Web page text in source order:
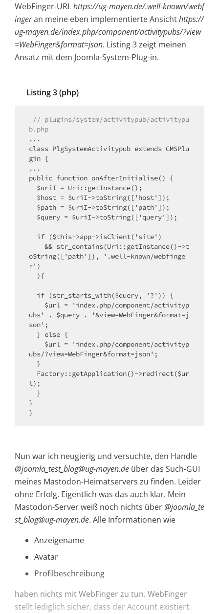
WebFinger-URLhttps://ug-mayen.de/.well-known/webf
ingeran meine eben implementierte Ansichthttps://
ug-mayen.de/index.php/component/activitypubs/?view
=WebFinger&format=json. Listing 3 zeigt meinen
Ansatz mit dem Joomla-System-Plug-in.
Listing 3 (php)
b.php
...
class PlgSystemActivitypub extends CMSPlu
gin {
...
public function onAfterInitialise() {
oString(['path']), '.well-known/webfinge
r')
ubs' . $query . '&view=WebFinger&format=j
son';
ubs/?view=WebFinger&format=json';
l);
}
}
Nun war ich neugierig und versuchte, den Handle
@joomla_test_blog@ug-mayen.de über das Such-GUI
meines Mastodon-Heimatservers zu finden. Leider
ohne Erfolg. Eigentlich was das auch klar. Mein
Mastodon-Server weiß noch nichts über@joomla_te
st_blog@ug-mayen.de. Alle Informationen wie
Anzeigename
Avatar
Profilbeschreibung
haben nichts mit WebFinger zu tun. WebFinger
stellt lediglich sicher, dass der Account existiert.